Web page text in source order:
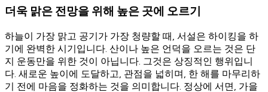
더욱 맑은 전망을 위해 높은 곳에 오르기
하늘이 가장 맑고 공기가 가장 청량할 때, 서설은 하이킹을 하
기에 완벽한 시기입니다. 산이나 높은 언덕을 오르는 것은 단
지 운동만을 위한 것이 아닙니다. 그것은 상징적인 행위입니
다. 새로운 높이에 도달하고, 관점을 넓히며, 한 해를 마무리하
기 전에 마음을 정화하는 것을 의미합니다. 정상에 서면, 가을